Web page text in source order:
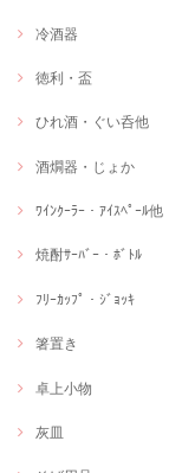
冷酒器
徳利・盃
ひれ酒・ぐい呑他
酒燗器・じょか
ﾜｲﾝｸｰﾗｰ・ｱｲｽﾍﾟｰﾙ他
焼酎ｻｰﾊﾞｰ・ﾎﾞﾄﾙ
ﾌﾘｰｶｯﾌﾟ・ｼﾞｮｯｷ
箸置き
卓上小物
灰皿